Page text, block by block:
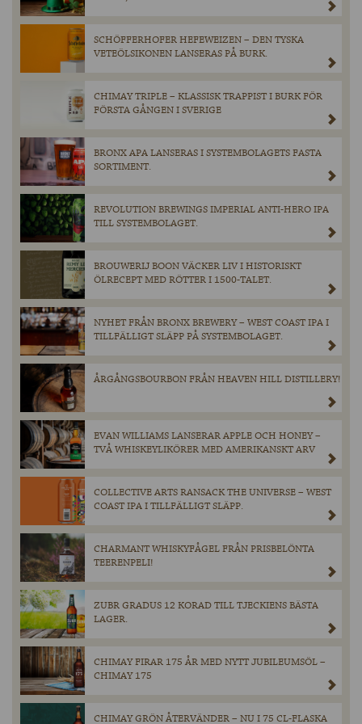
SCHÖFFERHOFER HEFEWEIZEN – DEN TYSKA
VETEÖLSIKONEN LANSERAS PÅ BURK.
CHIMAY TRIPLE – KLASSISK TRAPPIST I BURK FÖR
FÖRSTA GÅNGEN I SVERIGE
BRONX APA LANSERAS I SYSTEMBOLAGETS FASTA
SORTIMENT.
REVOLUTION BREWINGS IMPERIAL ANTI-HERO IPA
TILL SYSTEMBOLAGET.
BROUWERIJ BOON VÄCKER LIV I HISTORISKT
ÖLRECEPT MED RÖTTER I 1500-TALET.
NYHET FRÅN BRONX BREWERY – WEST COAST IPA I
TILLFÄLLIGT SLÄPP PÅ SYSTEMBOLAGET.
ÅRGÅNGSBOURBON FRÅN HEAVEN HILL DISTILLERY!
EVAN WILLIAMS LANSERAR APPLE OCH HONEY –
TVÅ WHISKEYLIKÖRER MED AMERIKANSKT ARV
COLLECTIVE ARTS RANSACK THE UNIVERSE – WEST
COAST IPA I TILLFÄLLIGT SLÄPP.
CHARMANT WHISKYFÅGEL FRÅN PRISBELÖNTA
TEERENPELI!
ZUBR GRADUS 12 KORAD TILL TJECKIENS BÄSTA
LAGER.
CHIMAY FIRAR 175 ÅR MED NYTT JUBILEUMSÖL –
CHIMAY 175
CHIMAY GRÖN ÅTERVÄNDER – NU I 75 CL-FLASKA